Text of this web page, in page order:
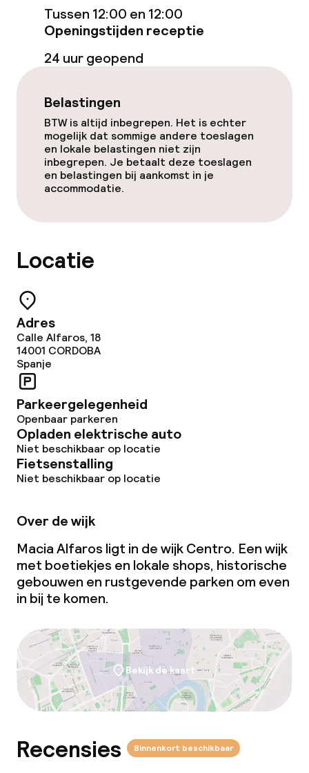
Faciliteiten en diensten voor kinderen
Babysitservice
Schoonmaakvoorzieningen
Wasservice
Zakelijke faciliteiten
Conferentieruimte
Vergaderruimte
Beleid
Overal rookvrij
Tussen 12:00 en 12:00
Openingstijden receptie
24 uur geopend
Belastingen
BTW is altijd inbegrepen. Het is echter
mogelijk dat sommige andere toeslagen
en lokale belastingen niet zijn
inbegrepen. Je betaalt deze toeslagen
en belastingen bij aankomst in je
accommodatie.
Locatie
Adres
Calle Alfaros, 18
14001 CORDOBA
Spanje
Parkeergelegenheid
Openbaar parkeren
Opladen elektrische auto
Niet beschikbaar op locatie
Fietsenstalling
Niet beschikbaar op locatie
Over de wijk
Macia Alfaros ligt in de wijk Centro. Een wijk
met boetiekjes en lokale shops, historische
gebouwen en rustgevende parken om even
in bij te komen.
Bekijk de kaart
Recensies Binnenkort beschikbaar